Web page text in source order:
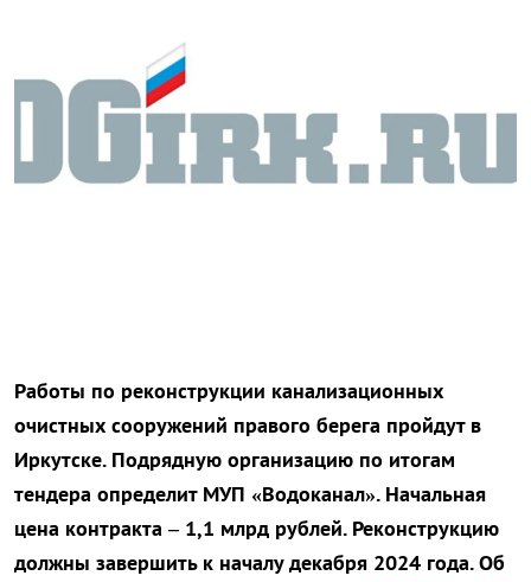
Работы по реконструкции канализационных
очистных сооружений правого берега пройдут в
Иркутске. Подрядную организацию по итогам
тендера определит МУП «Водоканал». Начальная
цена контракта – 1,1 млрд рублей. Реконструкцию
должны завершить к началу декабря 2024 года. Об